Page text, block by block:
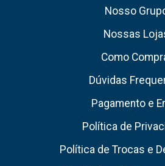
Nosso
Nossas
Como
Dúvidas
Pagamento e
Política de
Política de Trocas e